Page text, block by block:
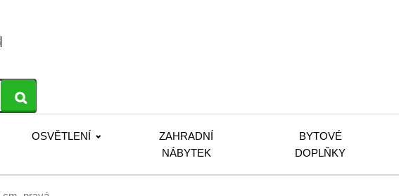
OSVĚTLENÍ
ZAHRADNÍ
NÁBYTEK
BYTOVÉ
DOPLŇKY